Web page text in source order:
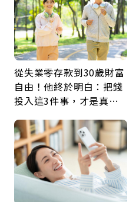
從失業零存款到30歲財富
自由！他終於明白：把錢
投入這3件事，才是真正